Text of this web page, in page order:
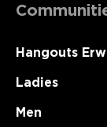
Hangouts
Ladies
Men